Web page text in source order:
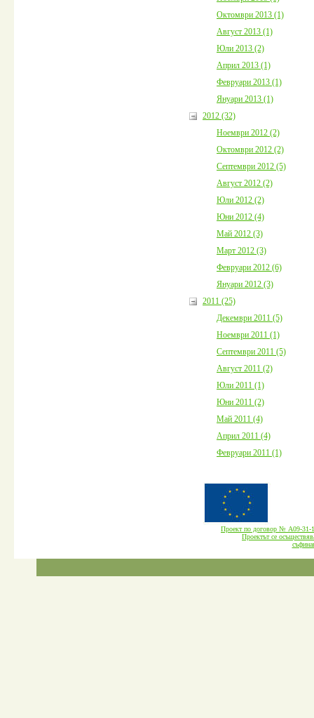
Октомври 2013 (1)
Август 2013 (1)
Юли 2013 (2)
Април 2013 (1)
Февруари 2013 (1)
Януари 2013 (1)
2012 (32)
Ноември 2012 (2)
Октомври 2012 (2)
Септември 2012 (5)
Август 2012 (2)
Юли 2012 (2)
Юни 2012 (4)
Май 2012 (3)
Март 2012 (3)
Февруари 2012 (6)
Януари 2012 (3)
2011 (25)
Декември 2011 (5)
Ноември 2011 (1)
Септември 2011 (5)
Август 2011 (2)
Юли 2011 (1)
Юни 2011 (2)
Май 2011 (4)
Април 2011 (4)
Февруари 2011 (1)
Проект по договор № А09-
Проектът се